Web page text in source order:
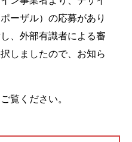
ーザル）の応募があり
、外部有識者による審
しましたので、お知ら
覧ください。